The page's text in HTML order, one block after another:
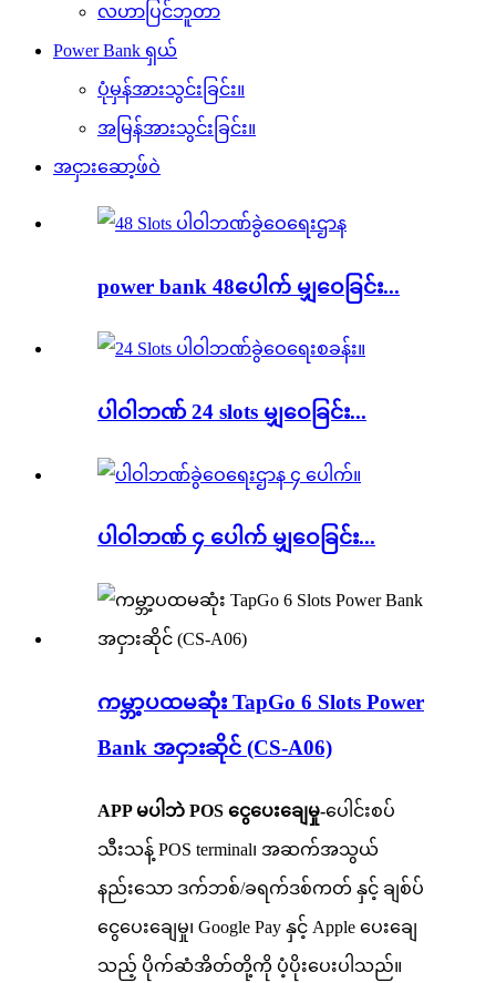
လဟာပြင်ဘူတာ
Power Bank ရှယ်
ပုံမှန်အားသွင်းခြင်း။
အမြန်အားသွင်းခြင်း။
အငှားဆော့ဖ်ဝဲ
power bank 48ပေါက် မျှဝေခြင်း...
ပါဝါဘဏ် 24 slots မျှဝေခြင်း...
ပါဝါဘဏ် ၄ ပေါက် မျှဝေခြင်း...
ကမ္ဘာ့ပထမဆုံး TapGo 6 Slots Power
Bank အငှားဆိုင် (CS-A06)
APP မပါဘဲ POS ငွေပေးချေမှု-ပေါင်းစပ်
သီးသန့် POS terminal၊ အဆက်အသွယ်
နည်းသော ဒက်ဘစ်/ခရက်ဒစ်ကတ် နှင့် ချစ်ပ်
ငွေပေးချေမှု၊ Google Pay နှင့် Apple ပေးချေ
သည့် ပိုက်ဆံအိတ်တို့ကို ပံ့ပိုးပေးပါသည်။